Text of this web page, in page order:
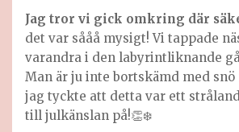
Jag tror vi gick omkring där
det var sååå mysigt! Vi tappade
varandra i den labyrintliknande
Man är ju inte bortskämd med
jag tyckte att detta var ett
till julkänslan på!👏❄️